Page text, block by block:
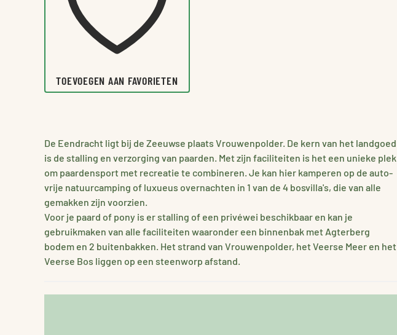
TOEVOEGEN AAN FAVORIETEN
De Eendracht ligt bij de Zeeuwse plaats Vrouwenpolder. De kern van het landgoed
is de stalling en verzorging van paarden. Met zijn faciliteiten is het een unieke plek
om paardensport met recreatie te combineren. Je kan hier kamperen op de auto-
vrije natuurcamping of luxueus overnachten in 1 van de 4 bosvilla's, die van alle
gemakken zijn voorzien.
Voor je paard of pony is er stalling of een privéwei beschikbaar en kan je
gebruikmaken van alle faciliteiten waaronder een binnenbak met Agterberg
bodem en 2 buitenbakken. Het strand van Vrouwenpolder, het Veerse Meer en het
Veerse Bos liggen op een steenworp afstand.